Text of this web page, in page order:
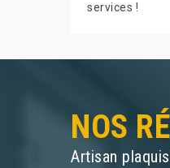
services !
NOS
Artisan